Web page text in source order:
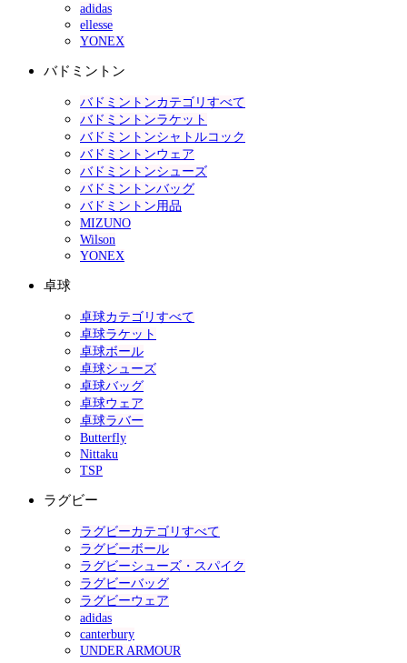
adidas
ellesse
YONEX
バドミントン
バドミントンカテゴリすべて
バドミントンラケット
バドミントンシャトルコック
バドミントンウェア
バドミントンシューズ
バドミントンバッグ
バドミントン用品
MIZUNO
Wilson
YONEX
卓球
卓球カテゴリすべて
卓球ラケット
卓球ボール
卓球シューズ
卓球バッグ
卓球ウェア
卓球ラバー
Butterfly
Nittaku
TSP
ラグビー
ラグビーカテゴリすべて
ラグビーボール
ラグビーシューズ・スパイク
ラグビーバッグ
ラグビーウェア
adidas
canterbury
UNDER ARMOUR